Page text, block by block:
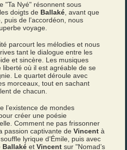
"Ta Nyé" résonnent sous
doigts de Ballaké , avant que
puis de l’accordéon, nous
voyage.
parcourt les mélodies et nous
tant le dialogue entre les
et sincère. Les musiques
liberté où il est agréable de se
Le quartet déroule avec
morceaux, tout en sachant
de chacun.
l’existence de mondes
créer une poésie
Comment ne pas frissonner
passion captivante deVincent à
lyrique d’Émile, puis avec
Ballaké etVincent sur "Nomad’s